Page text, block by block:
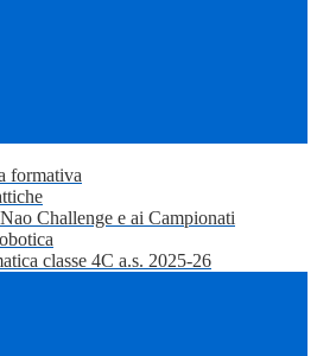
formativa
Challenge e ai Campionati
classe 4C a.s. 2025-26